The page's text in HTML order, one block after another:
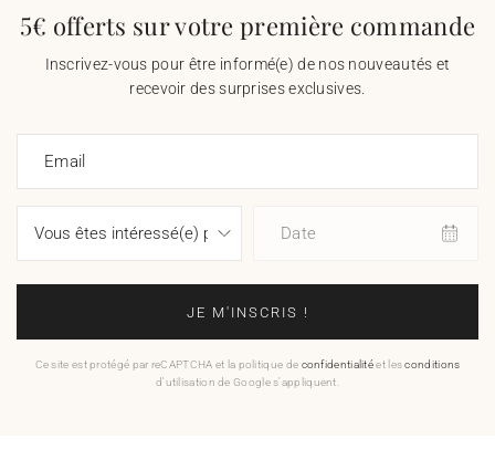
5€ offerts sur votre première commande
Inscrivez-vous pour être informé(e) de nos nouveautés et
recevoir des surprises exclusives.
Email
Date
JE M'INSCRIS !
Ce site est protégé par reCAPTCHA et la politique de confidentialitéet lesconditions
d'utilisation de Google s'appliquent.